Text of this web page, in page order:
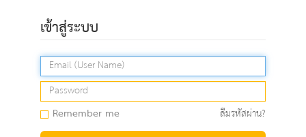
เข้าสู่ระบบ
Remember me ลืมรหัสผ่าน?